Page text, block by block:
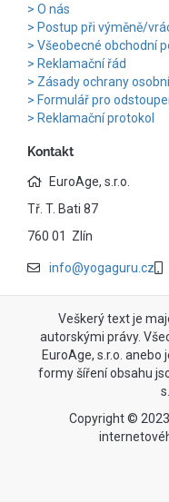
O nás
Postup při výměně/
Všeobecné obchodní
Reklamační řád
Zásady ochrany
Formulář pro
Reklamační protokol
Kontakt
EuroAge, s.r.o.
Tř. T. Bati 87
760 01 Zlín
info@yogaguru.cz
Veškerý text je
autorskými právy.
EuroAge, s.r.o.
formy šíření obsahu
Copyright ©